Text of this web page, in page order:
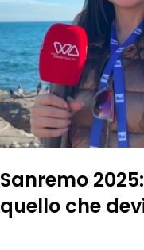
Sanremo
quello che